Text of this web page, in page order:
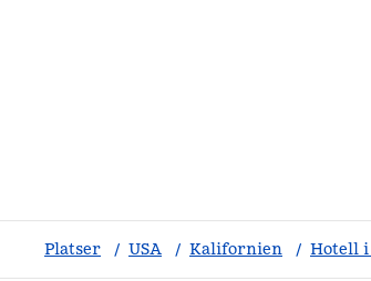
Platser / USA / Kalifornien / Hotell